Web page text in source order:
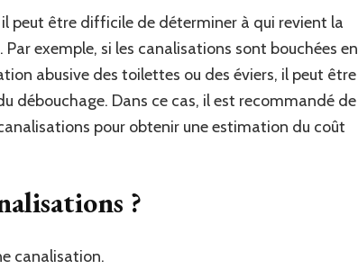
peut être difficile de déterminer à qui revient la
exemple, si les canalisations sont bouchées en
abusive des toilettes ou des éviers, il peut être
débouchage. Dans ce cas, il est recommandé de
pour obtenir une estimation du coût
?
canalisation.